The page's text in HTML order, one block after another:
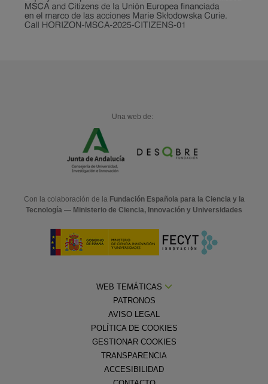
Una web de:
Con la colaboración de la Fundación Española para la Ciencia y la
Tecnología — Ministerio de Ciencia, Innovación y Universidades
WEB TEMÁTICAS
PATRONOS
AVISO LEGAL
POLÍTICA DE COOKIES
GESTIONAR COOKIES
TRANSPARENCIA
ACCESIBILIDAD